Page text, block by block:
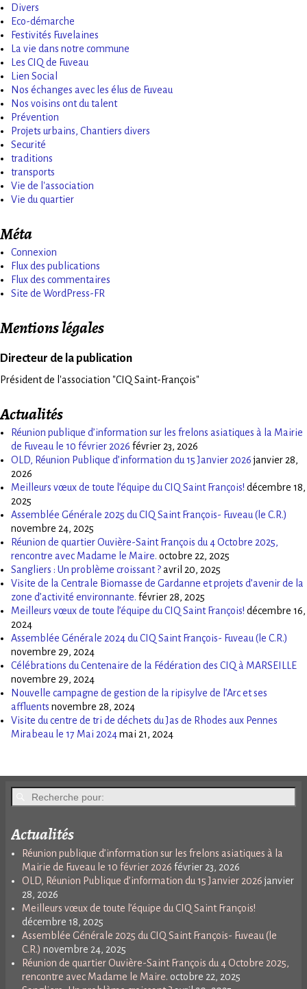
Divers
Eco-démarche
Festivités Fuvelaines
La vie dans notre commune
Les CIQ de Fuveau
Lien Social
Nos échanges avec les élus de Fuveau
Nos voisins ont du talent
Prévention
Projets urbains, Chantiers divers
Securité
traditions
transports
Vie de l'association
Vie du quartier
Méta
Connexion
Flux des publications
Flux des commentaires
Site de WordPress-FR
Mentions légales
Directeur de la publication
Président de l'association "CIQ Saint-François"
Actualités
Réunion publique d’information sur les frelons asiatiques à la Mairie
de Fuveau le 10 février 2026 février 23, 2026
OLD, Réunion Publique d’information du 15 Janvier 2026 janvier 28,
2026
Meilleurs vœux de toute l’équipe du CIQ Saint François! décembre 18,
2025
Assemblée Générale 2025 du CIQ Saint François- Fuveau (le C.R.)
novembre 24, 2025
Réunion de quartier Ouvière-Saint François du 4 Octobre 2025,
rencontre avec Madame le Maire. octobre 22, 2025
Sangliers : Un problème croissant ?avril 20, 2025
Visite de la Centrale Biomasse de Gardanne et projets d’avenir de la
zone d’activité environnante. février 28, 2025
Meilleurs vœux de toute l’équipe du CIQ Saint François! décembre 16,
2024
Assemblée Générale 2024 du CIQ Saint François- Fuveau (le C.R.)
novembre 29, 2024
Célébrations du Centenaire de la Fédération des CIQ à MARSEILLE
novembre 29, 2024
Nouvelle campagne de gestion de la ripisylve de l’Arc et ses
affluents novembre 28, 2024
Visite du centre de tri de déchets du Jas de Rhodes aux Pennes
Mirabeau le 17 Mai 2024mai 21, 2024
Actualités
Réunion publique d’information sur les frelons asiatiques à la
Mairie de Fuveau le 10 février 2026 février 23, 2026
OLD, Réunion Publique d’information du 15 Janvier 2026 janvier
28, 2026
Meilleurs vœux de toute l’équipe du CIQ Saint François!
décembre 18, 2025
Assemblée Générale 2025 du CIQ Saint François- Fuveau (le
C.R.) novembre 24, 2025
Réunion de quartier Ouvière-Saint François du 4 Octobre 2025,
rencontre avec Madame le Maire. octobre 22, 2025